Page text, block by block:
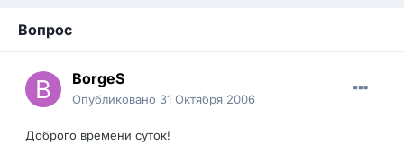
Вопрос
BorgeS
Опубликовано 31 Октября 2006
Доброго времени суток!